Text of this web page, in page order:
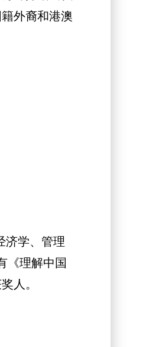
外裔和港澳
学、管理
《理解中国
人。